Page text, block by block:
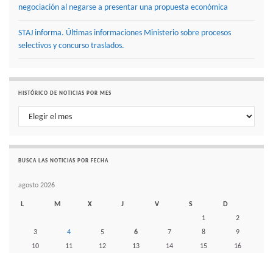
negociación al negarse a presentar una propuesta económica
STAJ informa. Últimas informaciones Ministerio sobre procesos
selectivos y concurso traslados.
HISTÓRICO DE NOTICIAS POR MES
Histórico de noticias por mes
BUSCA LAS NOTICIAS POR FECHA
agosto 2026
L M X J V S
D
1
2
3
4 5 6 7 8
9
10
11 12 13 14 15
16